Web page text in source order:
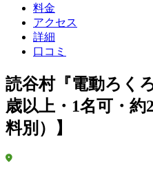
料金
アクセス
詳細
口コミ
読谷村『電動ろく
歳以上・1名可・
料別）】